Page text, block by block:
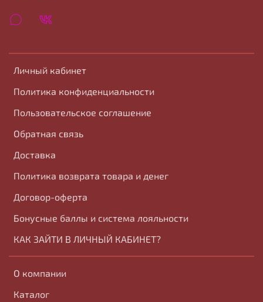
Личный кабинет
Политика конфиденциальности
Пользовательское соглашение
Обратная связь
Доставка
Политика возврата товара и денег
Договор-оферта
Бонусные баллы и система лояльности
КАК ЗАЙТИ В ЛИЧНЫЙ КАБИНЕТ?
О компании
Каталог